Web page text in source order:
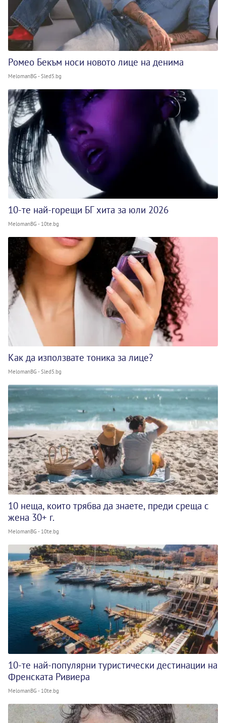
Ромео Бекъм носи новото лице на денима
MelomanBG - Sled5.bg
10-те най-горещи БГ хита за юли 2026
MelomanBG - 10te.bg
Как да използвате тоника за лице?
MelomanBG - Sled5.bg
10 неща, които трябва да знаете, преди среща с
жена 30+ г.
MelomanBG - 10te.bg
10-те най-популярни туристически дестинации на
Френската Ривиера
MelomanBG - 10te.bg